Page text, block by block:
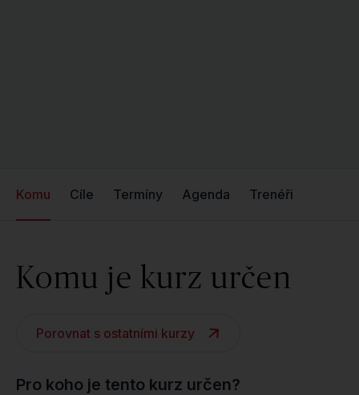
Komu Cíle Termíny Agenda Trenéři
Komu je kurz určen
Porovnat s ostatními kurzy
Pro koho je tento kurz určen?